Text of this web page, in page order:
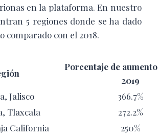
en la plataforma. En nuestro
5 regiones donde se ha dado
comparado con el 2018.
Porcentaje de aumento
2019
Jalisco
366.7%
Tlaxcala
272.2%
California
250%